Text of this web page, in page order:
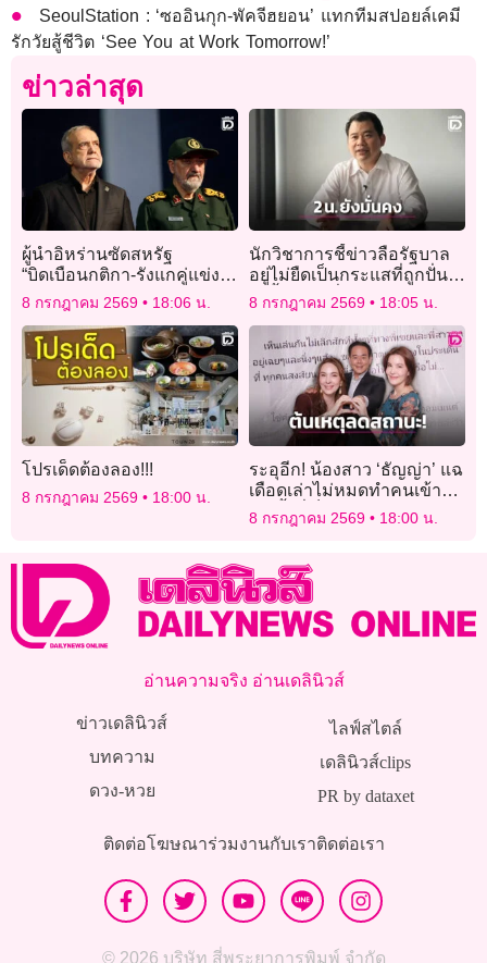
SeoulStation : ‘ซออินกุก-พัคจีฮยอน’ แทกทีมสปอยล์เคมี
รักวัยสู้ชีวิต ‘See You at Work Tomorrow!’
ข่าวล่าสุด
ผู้นำอิหร่านซัดสหรัฐ
“บิดเบือนกติกา-รังแกคู่แข่ง”
หลังสองฝ่ายปะทะรอบใหม่
8 กรกฎาคม 2569 18:06 น.
นักวิชาการชี้ข่าวลือรัฐบาล
อยู่ไม่ยืดเป็นกระแสที่ถูกปั่น
ไร้น้ำหนัก มั่นใจไม่มีอะไร
กระทบเสถียรภาพ
8 กรกฎาคม 2569 18:05 น.
โปรเด็ดต้องลอง!!!
8 กรกฎาคม 2569 18:00 น.
ระอุอีก! น้องสาว ‘ธัญญ่า’ แฉ
เดือดเล่าไม่หมดทำคนเข้าใจ
ผิด ทั้งที่เป็นต้นเหตุทำ ‘ธัญ
ญ่า-เป๊ก’ ลดสถานะ
8 กรกฎาคม 2569 18:00 น.
อ่านความจริง อ่านเดลินิวส์
ข่าวเดลินิวส์
บทความ
ดวง-หวย
ไลฟ์สไตล์
เดลินิวส์clips
PR by dataxet
ติดต่อโฆษณาร่วมงานกับเราติดต่อเรา
© 2026 บริษัท สี่พระยาการพิมพ์ จำกัด